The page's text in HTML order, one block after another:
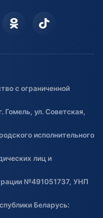
с ограниченной
Гомель, ул. Советская,
исполнительного
лиц и
№491051737, УНП
Беларусь: